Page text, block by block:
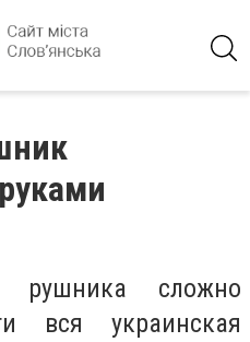
рушника сложно
вся украинская